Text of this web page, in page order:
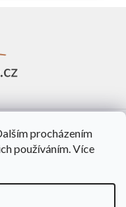
procházením
používáním. Více